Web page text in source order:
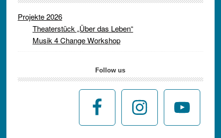
Projekte 2026
Theaterstück „Über das Leben“
Musik 4 Change Workshop
Follow us